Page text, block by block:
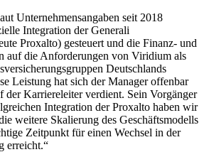
Unternehmensangaben seit 2018
Integration der Generali
Proxalto) gesteuert und die Finanz- und
auf die Anforderungen von Viridium als
Deutschlands
Leistung hat sich der Manager offenbar
der Karriereleiter verdient. Sein Vorgänger
Integration der Proxalto haben wir
weitere Skalierung des Geschäftsmodells
Zeitpunkt für einen Wechsel in der
erreicht.“